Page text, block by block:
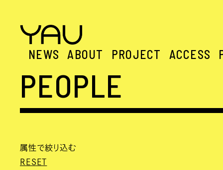
NEWS ABOUT PROJECT ACCESS
PEOPLE
属性で絞り込む
RESET